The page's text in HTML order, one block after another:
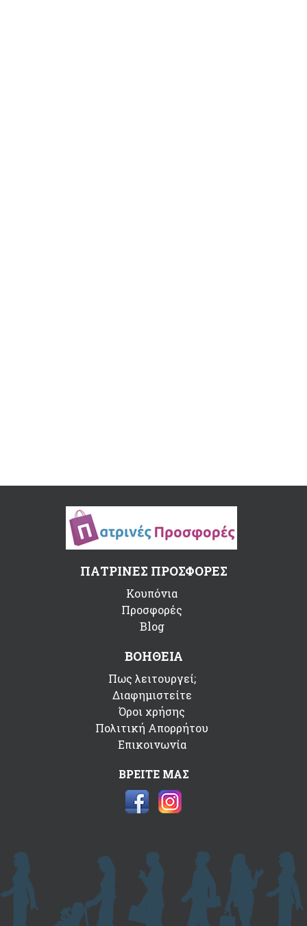
ΠΑΤΡΙΝΕΣ ΠΡΟΣΦΟΡΕΣ
Κουπόνια
Προσφορές
Blog
ΒΟΗΘΕΙΑ
Πως λειτουργεί;
Διαφημιστείτε
Όροι χρήσης
Πολιτική Απορρήτου
Επικοινωνία
ΒΡΕΙΤΕ ΜΑΣ